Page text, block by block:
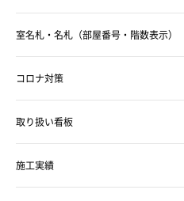
室名札・名札（部屋番号・階数表示）
コロナ対策
取り扱い看板
施工実績